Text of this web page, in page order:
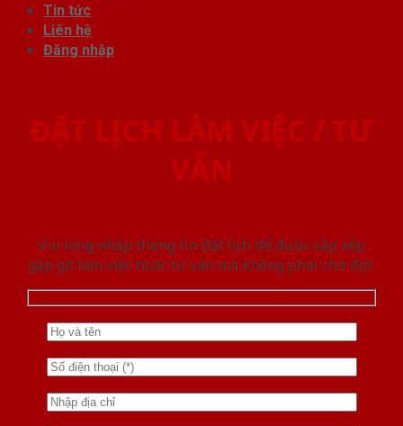
Tin tức
Liên hệ
Đăng nhập
ĐẶT LỊCH LÀM VIỆC / TƯ
VẤN
Vui lòng nhập thông tin đặt lịch để được sắp xếp
gặp gỡ làm việc hoăc tư vấn mà không phải chờ đợi.